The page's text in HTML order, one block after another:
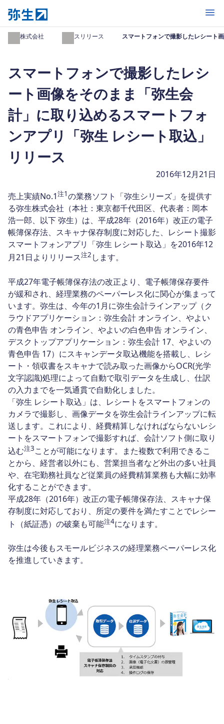
開く
弥生株式会社 プレスリリース スマートフォンで撮影したレシート
スマートフォンで撮影したレシ
ート画像をそのまま「弥生会
計」に取り込めるスマートフォ
ンアプリ「弥生 レシート取込」
リリース
2016年12月21日
売上実績No.1注1の業務ソフト「弥生シリーズ」を提供す
る弥生株式会社（本社：東京都千代田区、代表者：岡本
浩一郎、以下 弥生）は、平成28年（2016年）改正の電子
帳簿保存法、スキャナ保存制度に対応した、レシート撮影
スマートフォンアプリ「弥生 レシート取込」を2016年12
月21日よりリリース注2 します。
平成27年電子帳簿保存法の改正より、電子帳簿保存要件
が緩和され、経理業務のペーパーレス化に関心が集まって
います。弥生は、今年の1月に弥生会計ラインアップ（ク
ラウドアプリケーション：弥生会計 オンライン、やよい
の青色申告 オンライン、やよいの白色申告 オンライン、
デスクトップアプリケーション：弥生会計 17、やよいの
青色申告 17）にスキャンデータ取込機能を搭載し、レシ
ート・領収書をスキャナで読み取った画像からOCR(光学
文字認識)処理によって自動で取引データを生成し、仕訳
の入力までを一気通貫で自動化しました。
「弥生 レシート取込」は、レシートをスマートフォンの
カメラで撮影し、画像データを弥生会計ラインアップに転
送します。これにより、経費精算しなければならないレシ
ートをスマートフォンで撮影すれば、会計ソフト側に取り
込む注3ことが可能になります。また複数で利用できるこ
とから、経営者以外にも、営業担当者など外出の多い社員
や、在宅勤務社員など従業員の経費精算業務も大幅に効率
化することができます。
平成28年（2016年）改正の電子帳簿保存法、スキャナ保
存制度に対応しており、所定の要件を満たすことでレシー
ト（紙証憑）の破棄も可能注4になります。
弥生は今後もスモールビジネスの経理業務ペーパーレス化
を推進していきます。